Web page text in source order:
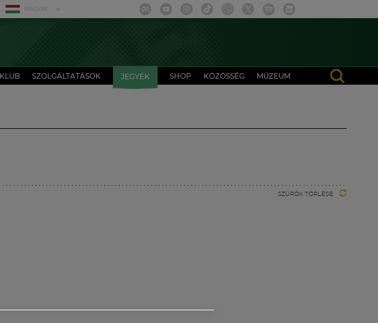
MAGYAR
KLUB SZOLGÁLTATÁSOK JEGYEK SHOP KÖZÖSSÉG MÚZEUM
SZŰRŐK TÖRLÉSE